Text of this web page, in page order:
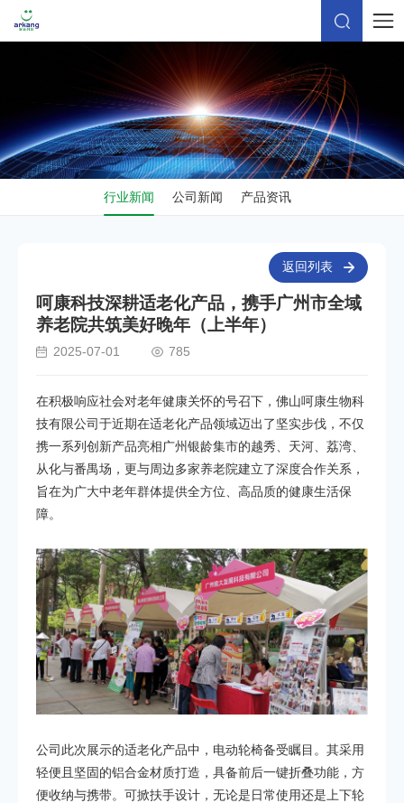
行业新闻 公司新闻 产品资讯
返回列表
呵康科技深耕适老化产品，携手广州市全域
养老院共筑美好晚年（上半年）
2025-07-01 785
在积极响应社会对老年健康关怀的号召下，佛山呵康生物科
技有限公司于近期在适老化产品领域迈出了坚实步伐，不仅
携一系列创新产品亮相广州银龄集市的越秀、天河、荔湾、
从化与番禺场，更与周边多家养老院建立了深度合作关系，
旨在为广大中老年群体提供全方位、高品质的健康生活保
障。
公司此次展示的适老化产品中，电动轮椅备受瞩目。其采用
轻便且坚固的铝合金材质打造，具备前后一键折叠功能，方
便收纳与携带。可掀扶手设计，无论是日常使用还是上下轮